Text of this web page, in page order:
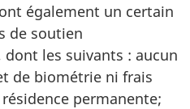
également un certain
de soutien
les suivants : aucun
de biométrie ni frais
permanente;